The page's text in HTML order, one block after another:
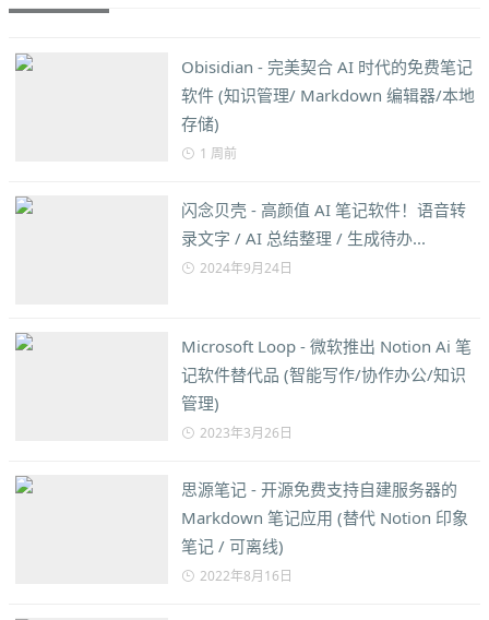
Obisidian - 完美契合 AI 时代的免费笔记
软件 (知识管理/ Markdown 编辑器/本地
存储)
1 周前
闪念贝壳 - 高颜值 AI 笔记软件！语音转
录文字 / AI 总结整理 / 生成待办...
2024年9月24日
Microsoft Loop - 微软推出 Notion Ai 笔
记软件替代品 (智能写作/协作办公/知识
管理)
2023年3月26日
思源笔记 - 开源免费支持自建服务器的
Markdown 笔记应用 (替代 Notion 印象
笔记 / 可离线)
2022年8月16日